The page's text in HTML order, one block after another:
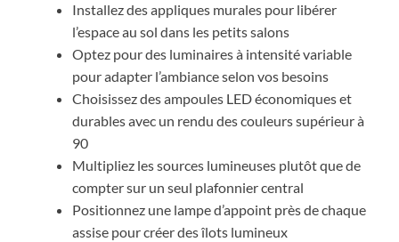
Installez des appliques murales pour libérer
l’espace au sol dans les petits salons
Optez pour des luminaires à intensité variable
pour adapter l’ambiance selon vos besoins
Choisissez des ampoules LED économiques et
durables avec un rendu des couleurs supérieur à
90
Multipliez les sources lumineuses plutôt que de
compter sur un seul plafonnier central
Positionnez une lampe d’appoint près de chaque
assise pour créer des îlots lumineux